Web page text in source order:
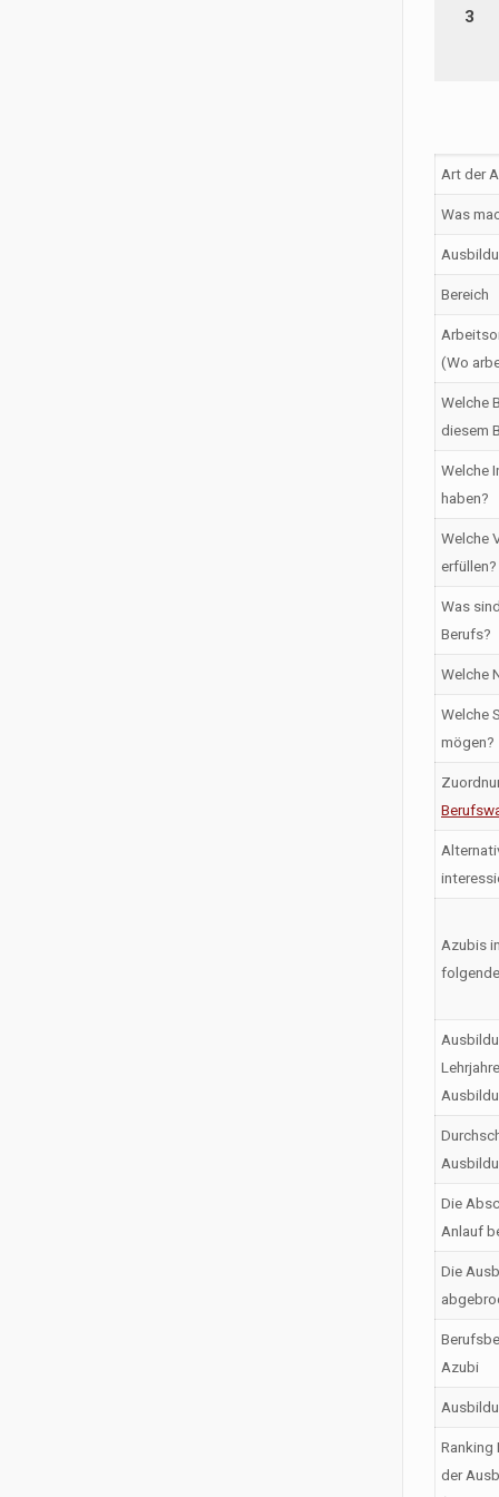
3
Art der
Was
Bereich
(Wo
Welche
diesem
Welche
haben?
Welche
erfüllen?
Was
Berufs?
Welche
Welche
mögen?
Azubis
Die
Anlauf
Die
Azubi
Ranking
der